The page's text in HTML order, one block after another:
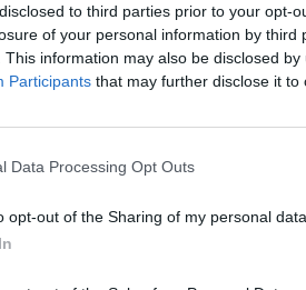
to third parties prior to your opt-
of your personal information by third
This information may also be disclosed
Participants that may further disclose it to
Data Processing Opt Outs
opt-out of the Sharing of my personal data.
további tartalmakért!
Elektromobilitás Elektromos autó